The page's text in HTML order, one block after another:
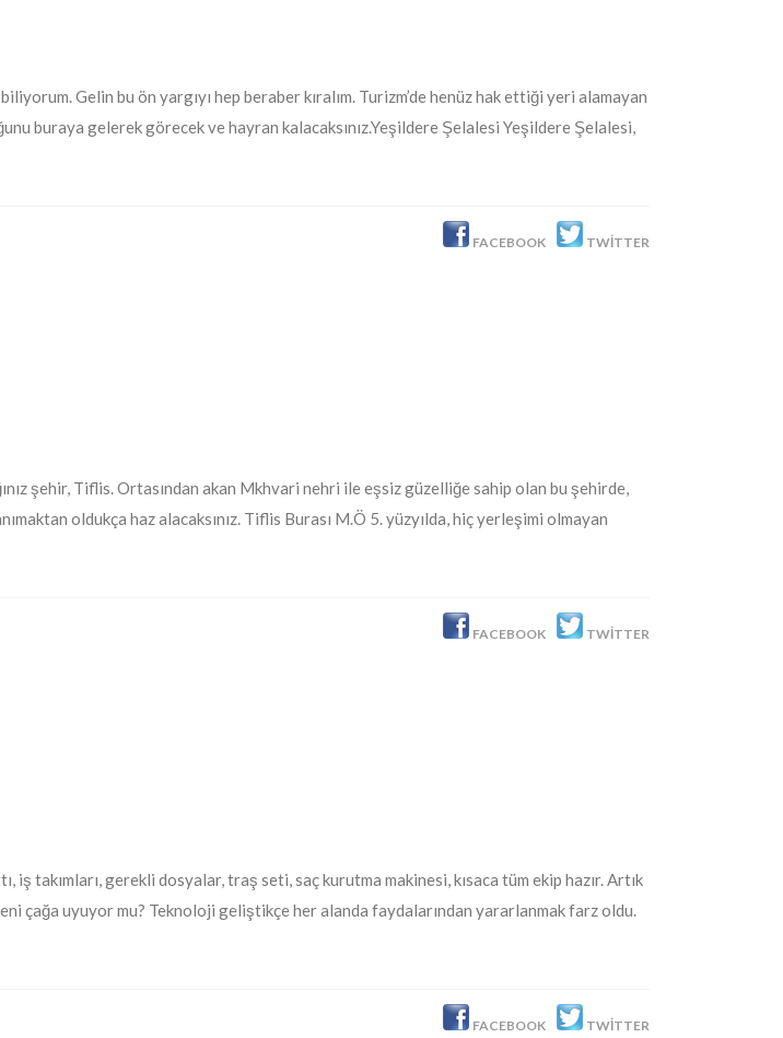
Gelin bu ön yargıyı hep beraber kıralım. Turizm’de henüz hak ettiği yeri alamayan
buraya gelerek görecek ve hayran kalacaksınız.Yeşildere Şelalesi Yeşildere Şelalesi,
FACEBOOK TWITTER
şehir, Tiflis. Ortasından akan Mkhvari nehri ile eşsiz güzelliğe sahip olan bu şehirde,
oldukça haz alacaksınız. Tiflis Burası M.Ö 5. yüzyılda, hiç yerleşimi olmayan
FACEBOOK TWITTER
takımları, gerekli dosyalar, traş seti, saç kurutma makinesi, kısaca tüm ekip hazır. Artık
çağa uyuyor mu? Teknoloji geliştikçe her alanda faydalarından yararlanmak farz oldu.
FACEBOOK TWITTER